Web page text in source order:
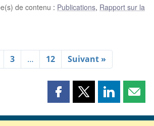
de contenu : Publications, Rapport sur la
3 … 12 Suivant »
Partager
page
Partager
page
Partager
page page